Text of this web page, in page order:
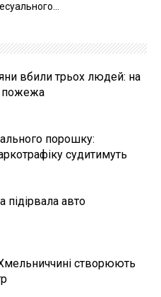
вбили трьох людей: на
пожежа
порошку:
судитимуть
підірвала авто
створюють